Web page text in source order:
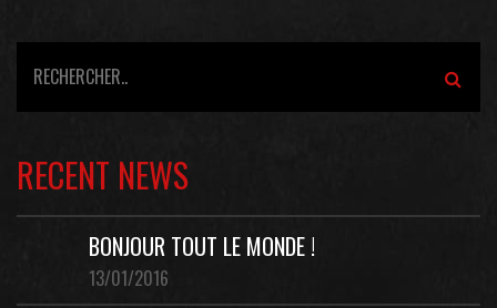
RECENT NEWS
BONJOUR TOUT LE MONDE !
13/01/2016